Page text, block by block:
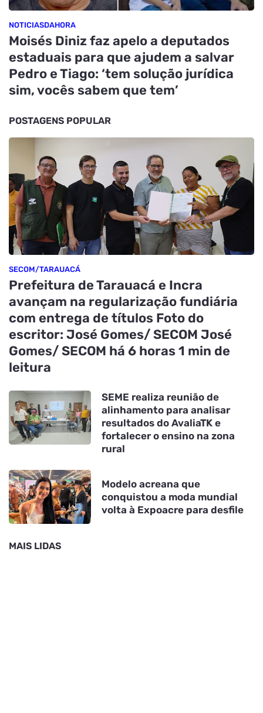
NOTICIASDAHORA
Moisés Diniz faz apelo a deputados
estaduais para que ajudem a salvar
Pedro e Tiago: ‘tem solução jurídica
sim, vocês sabem que tem’
POSTAGENS POPULAR
SECOM/TARAUACÁ
Prefeitura de Tarauacá e Incra
avançam na regularização fundiária
com entrega de títulos Foto do
escritor: José Gomes/ SECOM José
Gomes/ SECOM há 6 horas 1 min de
leitura
SEME realiza reunião de
alinhamento para analisar
resultados do AvaliaTK e
fortalecer o ensino na zona
rural
Modelo acreana que
conquistou a moda mundial
volta à Expoacre para desfile
MAIS LIDAS